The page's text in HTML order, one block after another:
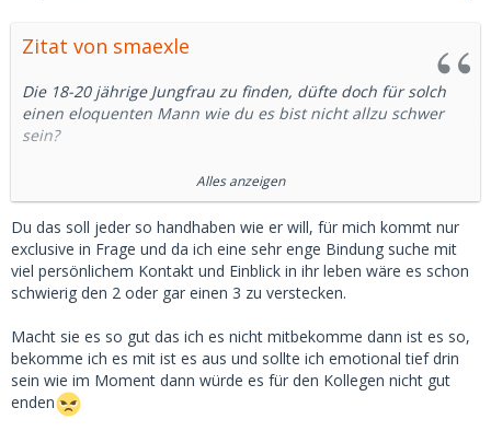
Zitat von smaexle
Die 18-20 jährige Jungfrau zu finden, düfte doch für solch
einen eloquenten Mann wie du es bist nicht allzu schwer
sein?
30 ONS disqualifizieren eine Frau also ein SB zu sein...? ach
ich liebe dein eingeschränkte Sichtweise. Männer die im
McFit 30 Weiber wegflexen sind ok? Oder sind die auch
disqulifiziert als künftiger SD wenn sie altern und bezahlen
müssen?
Das mit dem "nur einen" zieht sich bei dir wie ein roter
Faden durch deine Beträge... hast du den Schwanzvergleich
schon so oft verloren oder woher rührt dein Bedürfnis, der
Einzige zu sein?
Komm wir versuchen was: Stell dir mal vor du wärst eine
Alles anzeigen
Du das soll jeder so handhaben wie er will, für mich kommt nur
exclusive in Frage und da ich eine sehr enge Bindung suche mit
viel persönlichem Kontakt und Einblick in ihr leben wäre es schon
schwierig den 2 oder gar einen 3 zu verstecken.
Macht sie es so gut das ich es nicht mitbekomme dann ist es so,
bekomme ich es mit ist es aus und sollte ich emotional tief drin
sein wie im Moment dann würde es für den Kollegen nicht gut
enden